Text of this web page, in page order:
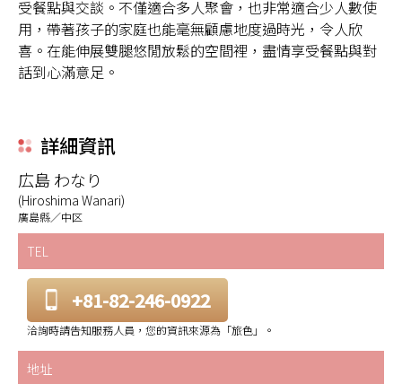
受餐點與交談。不僅適合多人聚會，也非常適合少人數使
用，帶著孩子的家庭也能毫無顧慮地度過時光，令人欣
喜。在能伸展雙腿悠閒放鬆的空間裡，盡情享受餐點與對
話到心滿意足。
詳細資訊
広島 わなり
(Hiroshima Wanari)
廣島縣／中区
TEL
+81-82-246-0922
洽詢時請告知服務人員，您的資訊來源為「旅色」。
地址